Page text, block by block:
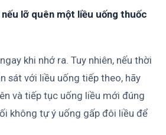
nếu lỡ quên một liều uống thuốc
khi nhớ ra. Tuy nhiên, nếu thời
sát với liều uống tiếp theo, hãy
và tiếp tục uống liều mới đúng
không tự ý uống gấp đôi liều để